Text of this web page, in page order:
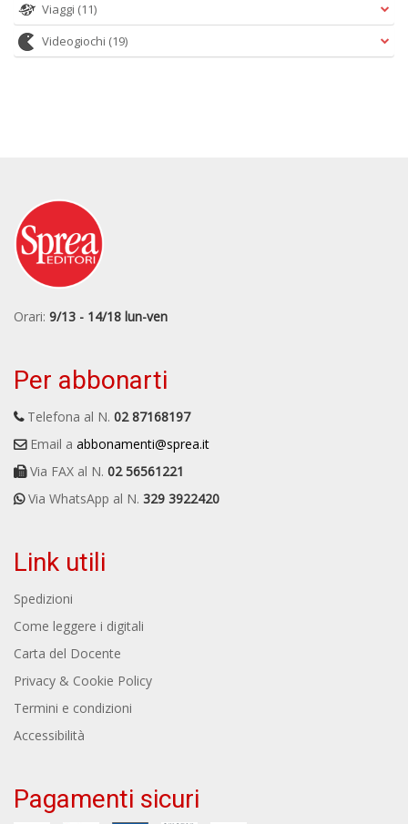
Viaggi (11)
Videogiochi (19)
Orari: 9/13 - 14/18 lun-ven
Per abbonarti
Telefona al N. 02 87168197
Email a abbonamenti@sprea.it
Via FAX al N. 02 56561221
Via WhatsApp al N. 329 3922420
Link utili
Spedizioni
Come leggere i digitali
Carta del Docente
Privacy & Cookie Policy
Termini e condizioni
Accessibilità
Pagamenti sicuri